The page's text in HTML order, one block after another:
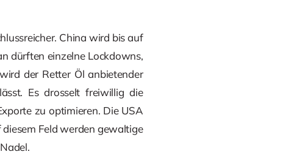
China wird bis auf
dürften einzelne Lockdowns,
der Retter Öl anbietender
Es drosselt freiwillig die
zu optimieren. Die USA
Feld werden gewaltige